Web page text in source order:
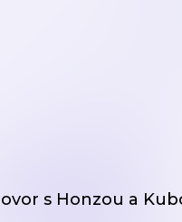
s Honzou a